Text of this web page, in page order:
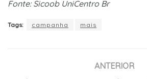
Fonte: Sicoob UniCentro Br
Tags: campanha mais
ANTERIOR